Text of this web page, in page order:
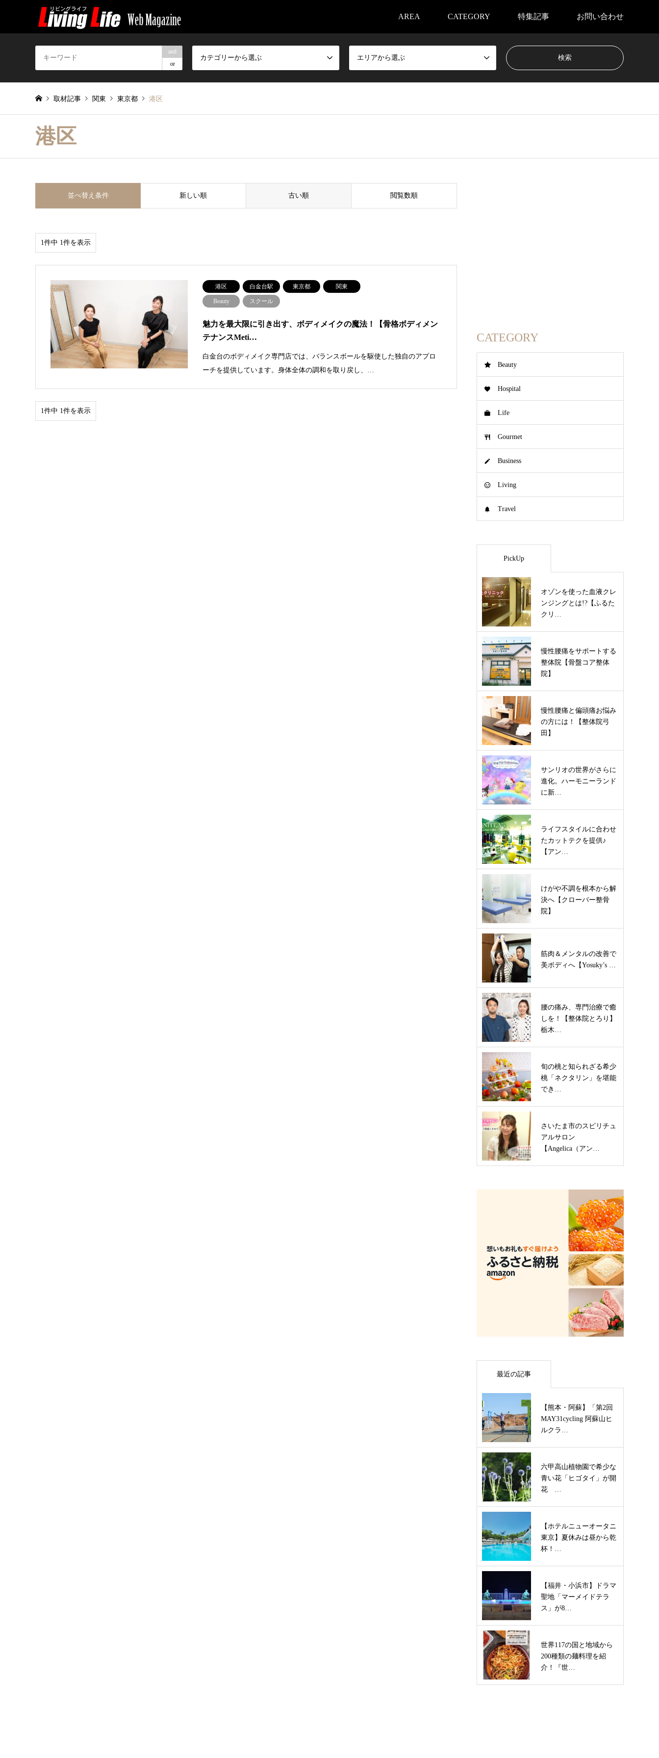
AREA CATEGORY 特集記事 お問い合わせ
and
or
カテゴリーから選ぶ エリアから選ぶ
取材記事 関東 東京都 港区
港区
並べ替え条件 新しい順 古い順 閲覧数順
1件中 1件を表示
港区 白金台駅 東京都 関東
Beauty スクール
魅力を最大限に引き出す、ボディメイクの魔法！【骨格ボディメン
テナンスMeti…
白金台のボディメイク専門店では、バランスボールを駆使した独自のアプロ
ーチを提供しています。身体全体の調和を取り戻し、…
1件中 1件を表示
CATEGORY
Beauty
Hospital
Life
Gourmet
Business
Living
Travel
PickUp
オゾンを使った血液クレ
ンジングとは!?【ふるた
クリ…
慢性腰痛をサポートする
整体院【骨盤コア整体
院】
慢性腰痛と偏頭痛お悩み
の方には！【整体院弓
田】
サンリオの世界がさらに
進化。ハーモニーランド
に新…
ライフスタイルに合わせ
たカットテクを提供♪
【アン…
けがや不調を根本から解
決へ【クローバー整骨
院】
筋肉＆メンタルの改善で
美ボディへ【Yosuky’s …
腰の痛み、専門治療で癒
しを！【整体院とろり】
栃木…
旬の桃と知られざる希少
桃「ネクタリン」を堪能
でき…
さいたま市のスピリチュ
アルサロン
【Angelica（アン…
最近の記事
【熊本・阿蘇】「第2回
MAY31cycling 阿蘇山ヒ
ルクラ…
六甲高山植物園で希少な
青い花「ヒゴタイ」が開
花 …
【ホテルニューオータニ
東京】夏休みは昼から乾
杯！…
【福井・小浜市】ドラマ
聖地「マーメイドテラ
ス」が8…
世界117の国と地域から
200種類の麺料理を紹
介！『世…